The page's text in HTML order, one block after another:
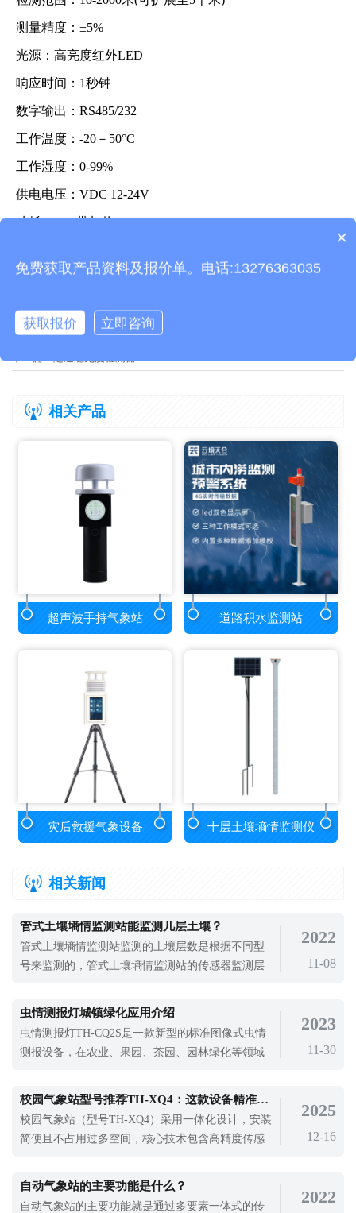
测量精度：±5%
光源：高亮度红外LED
响应时间：1秒钟
数字输出：RS485/232
工作温度：-20－50°C
工作湿度：0-99%
供电电压：VDC 12-24V
功耗：5W(带加热10W)
上一篇：能见度检测仪
相关产品
超声波手持气象站 道路积水监测站
灾后救援气象设备 十层土壤墒情监测仪
相关新闻
管式土壤墒情监测站能监测几层土壤？
管式土壤墒情监测站监测的土壤层数是根据不同型
号来监测的，管式土壤墒情监测站的传感器监测层
度的土壤水分测量仪器，具有高灵敏度。通过对土
壤中介电常数的分析，可以准确反映土壤中的水分
含量。管式土壤墒情监测站体积小，携带
2022
11-08
虫情测报灯城镇绿化应用介绍
虫情测报灯TH-CQ2S是一款新型的标准图像式虫情
测报设备，在农业、果园、茶园、园林绿化等领域
善了物质文明和精神文明的建设。许多城市都在努
力创建国家生态园林城市，大力开展城市景观建
设，大大改善了城市环境，吸引了更多的投资
2023
11-30
校园气象站型号推荐TH-XQ4：这款设备精准采集多项气象要素
校园气象站（型号TH-XQ4）采用一体化设计，安装
简便且不占用过多空间，核心技术包含高精度传感
2025
12-16
自动气象站的主要功能是什么？
自动气象站的主要功能就是通过多要素一体式的传
2022
产品包含安装吗？
×
免费获取产品资料及报价单。电话:13276363035
获取报价 立即咨询